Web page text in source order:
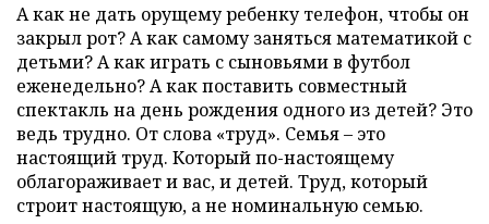
А как не дать орущему ребенку телефон, чтобы он
закрыл рот? А как самому заняться математикой с
детьми? А как играть с сыновьями в футбол
еженедельно? А как поставить совместный
спектакль на день рождения одного из детей? Это
ведь трудно. От слова «труд». Семья – это
настоящий труд. Который по-настоящему
облагораживает и вас, и детей. Труд, который
строит настоящую, а не номинальную семью.